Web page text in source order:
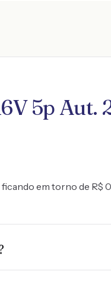
5p Aut.
em torno de R$